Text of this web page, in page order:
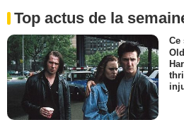
Top actus de la
Ce